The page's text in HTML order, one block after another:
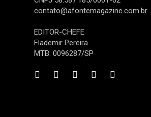
contato@afontemagazine.com.br
EDITOR-CHEFE
Flademir Pereira
MTB: 0096287/SP